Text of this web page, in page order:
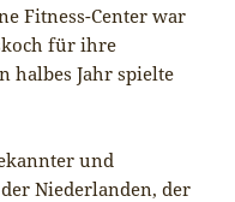
Fitness-Center war
für ihre
halbes Jahr spielte
und
Niederlanden, der